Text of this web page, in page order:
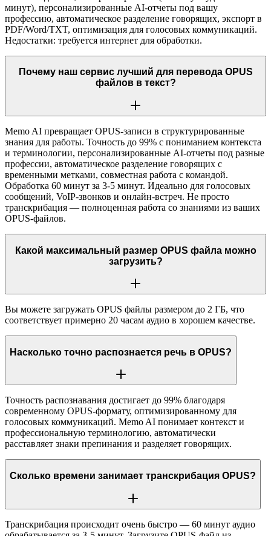
минут), персонализированные AI-отчеты под вашу
профессию, автоматическое разделение говорящих, экспорт в
PDF/Word/TXT, оптимизация для голосовых коммуникаций.
Недостатки: требуется интернет для обработки.
Почему наш сервис лучший для перевода OPUS
файлов в текст?
Memo AI превращает OPUS-записи в структурированные
знания для работы. Точность до 99% с пониманием контекста
и терминологии, персонализированные AI-отчеты под разные
профессии, автоматическое разделение говорящих с
временными метками, совместная работа с командой.
Обработка 60 минут за 3-5 минут. Идеально для голосовых
сообщений, VoIP-звонков и онлайн-встреч. Не просто
транскрибация — полноценная работа со знаниями из ваших
OPUS-файлов.
Какой максимальный размер OPUS файла можно
загрузить?
Вы можете загружать OPUS файлы размером до 2 ГБ, что
соответствует примерно 20 часам аудио в хорошем качестве.
Насколько точно распознается речь в OPUS?
Точность распознавания достигает до 99% благодаря
современному OPUS-формату, оптимизированному для
голосовых коммуникаций. Memo AI понимает контекст и
профессиональную терминологию, автоматически
расставляет знаки препинания и разделяет говорящих.
Сколько времени занимает транскрибация OPUS?
Транскрибация происходит очень быстро — 60 минут аудио